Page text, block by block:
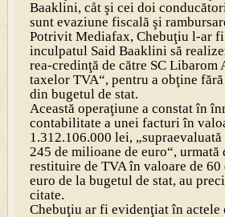
Baaklini, cåt şi cei doi
sunt evaziune fiscală şi
Potrivit Mediafax, Chebuţiu l-ar fi
inculpatul Said Baaklini să
rea-credinţă de către SC Libarom
taxelor TVA“, pentru a obţine
din bugetul de stat.
Această operaţiune a constat în
contabilitate a unei facturi în
1.312.106.000 lei,
245 de milioane de euro“, urmată
restituire de TVA în valoare de 60
euro de la bugetul de stat, au
citate.
Chebuţiu ar fi evidenţiat în actele